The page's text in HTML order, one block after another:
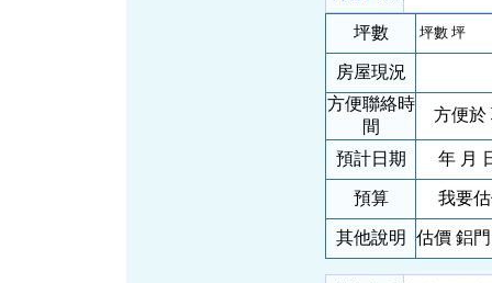
坪數 坪數 坪
房屋現況
方便聯絡時
間
方便於
預計日期 年 月
預算 我要估
其他說明 估價 鋁